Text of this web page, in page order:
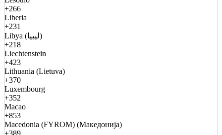
+266
Liberia
+231
Libya (ليبيا)
+218
Liechtenstein
+423
Lithuania (Lietuva)
+370
Luxembourg
+352
Macao
+853
Macedonia (FYROM) (Македонија)
+389